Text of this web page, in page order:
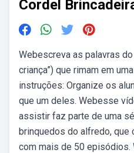
Cordel
Webescreva as palavras
criança”) que rimam em
instruções: Organize os
que um deles. Webesse
assistir faz parte de uma
brinquedos do alfredo, que
com mais de 50